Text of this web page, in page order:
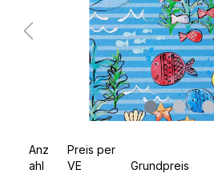
Anz
ahl
Preis per
VE
Grundpreis